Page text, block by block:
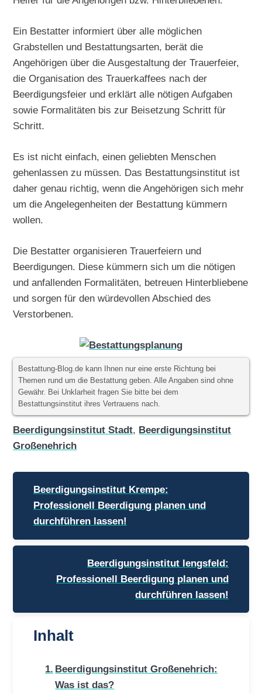
Ein Bestatter informiert über alle möglichen
Grabstellen und Bestattungsarten, berät die
Angehörigen über die Ausgestaltung der Trauerfeier,
die Organisation des Trauerkaffees nach der
Beerdigungsfeier und erklärt alle nötigen Aufgaben
sowie Formalitäten bis zur Beisetzung Schritt für
Schritt.
Es ist nicht einfach, einen geliebten Menschen
gehenlassen zu müssen. Das Bestattungsinstitut ist
daher genau richtig, wenn die Angehörigen sich mehr
um die Angelegenheiten der Bestattung kümmern
wollen.
Die Bestatter organisieren Trauerfeiern und
Beerdigungen. Diese kümmern sich um die nötigen
und anfallenden Formalitäten, betreuen Hinterbliebene
und sorgen für den würdevollen Abschied des
Verstorbenen.
Bestattung-Blog.de kann Ihnen nur eine erste Richtung bei
Themen rund um die Bestattung geben. Alle Angaben sind ohne
Gewähr. Bei Unklarheit fragen Sie bitte bei dem
Bestattungsinstitut ihres Vertrauens nach.
Beerdigungsinstitut Stadt, Beerdigungsinstitut
Großenehrich
Beitragsnavigation
Beerdigungsinstitut Krempe:
Professionell Beerdigung planen und
durchführen lassen!
Beerdigungsinstitut lengsfeld:
Professionell Beerdigung planen und
durchführen lassen!
Inhalt
Beerdigungsinstitut Großenehrich:
Was ist das?